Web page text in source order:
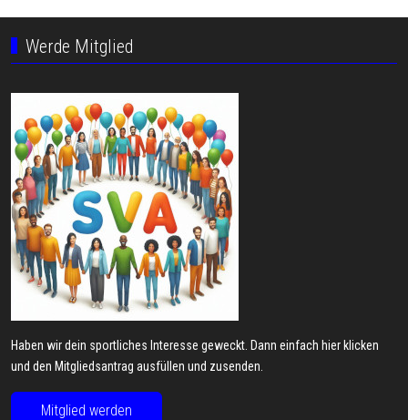
Werde Mitglied
Haben wir dein sportliches Interesse geweckt. Dann einfach hier klicken
und den Mitgliedsantrag ausfüllen und zusenden.
Mitglied werden